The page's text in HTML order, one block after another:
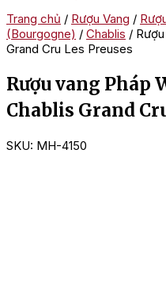
Trang chủ / Rượu Vang /
(Bourgogne) / Chablis /
Grand Cru Les Preuses
Rượu vang Pháp
Chablis Grand
SKU: MH-4150